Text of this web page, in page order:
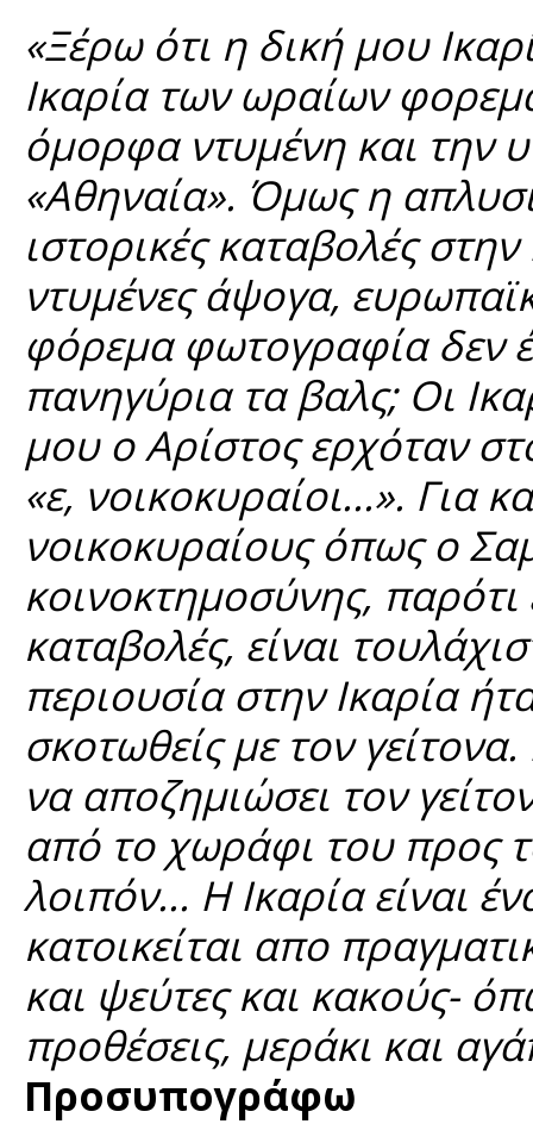
«Ξέρω ότι η δική μου
Ικαρία των ωραίων
όμορφα ντυμένη και την
«Αθηναία». Όμως η
ιστορικές καταβολές
ντυμένες άψογα,
φόρεμα φωτογραφία δεν
πανηγύρια τα βαλς; Οι
μου ο Αρίστος ερχόταν
«ε, νοικοκυραίοι...». Για
νοικοκυραίους όπως ο
κοινοκτημοσύνης, παρότι
καταβολές, είναι
περιουσία στην Ικαρία
σκοτωθείς με τον
να αποζημιώσει τον
από το χωράφι του προς
λοιπόν... Η Ικαρία είναι
κατοικείται απο
και ψεύτες και κακούς-
προθέσεις, μεράκι και
Προσυπογράφω